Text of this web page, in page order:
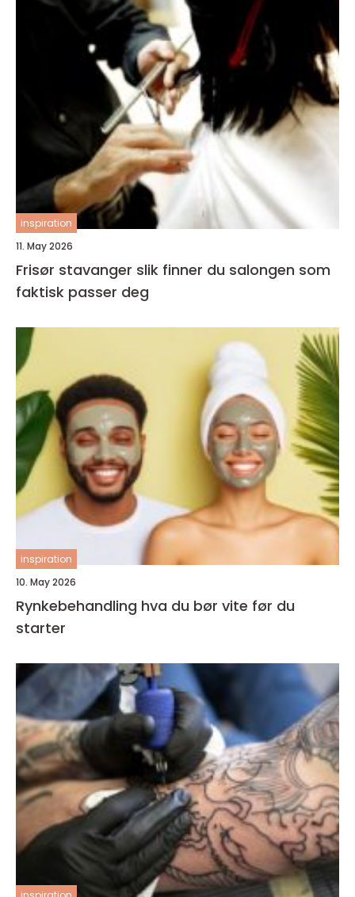
inspiration
11. May 2026
Frisør stavanger slik finner du salongen som
faktisk passer deg
inspiration
10. May 2026
Rynkebehandling hva du bør vite før du
starter